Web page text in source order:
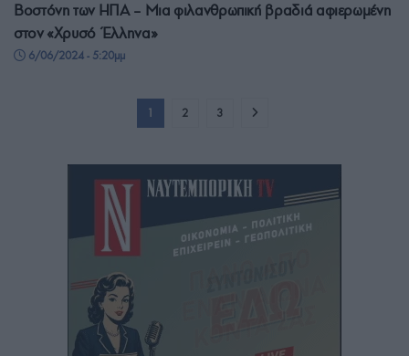
Βοστόνη των ΗΠΑ – Μια φιλανθρωπική βραδιά αφιερωμένη
στον «Χρυσό Έλληνα»
6/06/2024 - 5:20μμ
1 2 3